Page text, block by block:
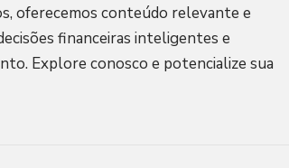
oferecemos conteúdo relevante e
financeiras inteligentes e
Explore conosco e potencialize sua